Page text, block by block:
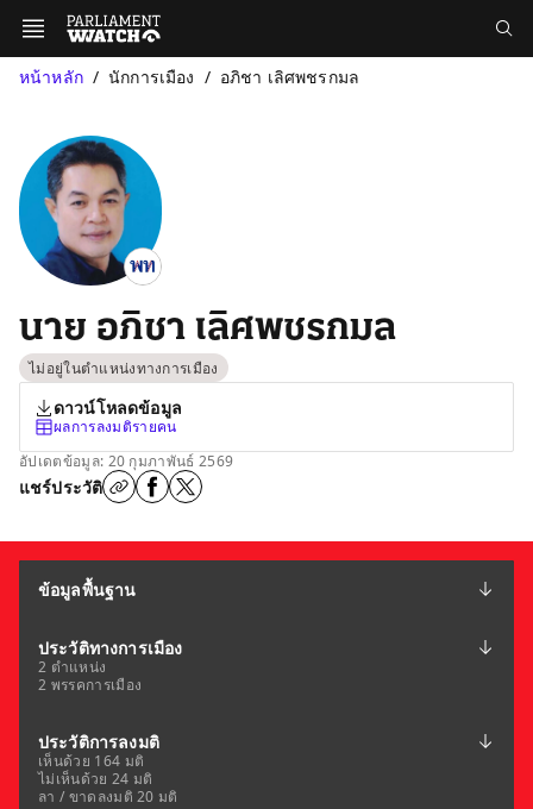
หน้าหลัก นักการเมือง อภิชา เลิศพชรกมล
นาย อภิชา เลิศพชรกมล
ไม่อยู่ในตำแหน่งทางการเมือง
ดาวน์โหลดข้อมูล
ผลการลงมติรายคน
อัปเดตข้อมูล: 20 กุมภาพันธ์ 2569
แชร์ประวัติ
ข้อมูลพื้นฐาน
ประวัติทางการเมือง
2 ตำแหน่ง
2 พรรคการเมือง
ประวัติการลงมติ
เห็นด้วย 164 มติ
ไม่เห็นด้วย 24 มติ
ลา / ขาดลงมติ 20 มติ